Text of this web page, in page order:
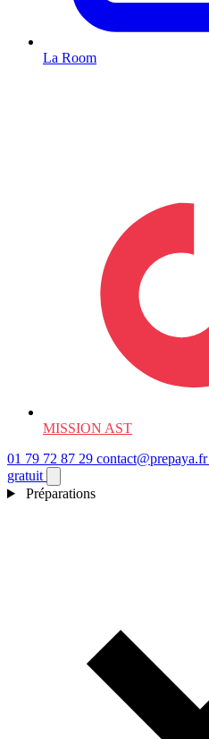
La Room
MISSION AST
01 79 72 87 29 contact@prepaya.fr
gratuit
Préparations